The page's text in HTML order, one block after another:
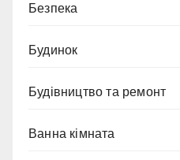
Безпека
Будинок
Будівництво та ремонт
Ванна кімната